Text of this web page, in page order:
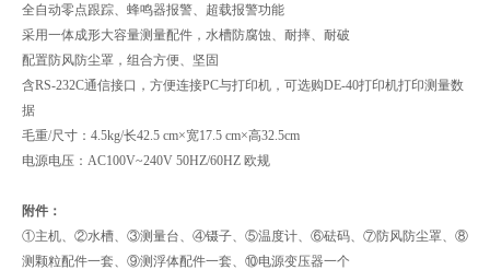
全自动零点跟踪、蜂鸣器报警、超载报警功能
采用一体成形大容量测量配件，水槽防腐蚀、耐摔、耐破
配置防风防尘罩，组合方便、坚固
含RS-232C通信接口，方便连接PC与打印机，可选购DE-40打印机打印测量数
据
毛重/尺寸：4.5kg/长42.5 cm×宽17.5 cm×高32.5cm
电源电压：AC100V~240V 50HZ/60HZ 欧规
附件：
①主机、②水槽、③测量台、④镊子、⑤温度计、⑥砝码、⑦防风防尘罩、⑧
测颗粒配件一套、⑨测浮体配件一套、⑩电源变压器一个